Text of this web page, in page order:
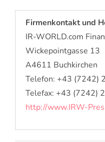
Firmenkontakt und
IR-WORLD.com
Wickepointgasse 13
A4611 Buchkirchen
Telefon: +43 (7242)
Telefax: +43 (7242)
http://www.IRW-